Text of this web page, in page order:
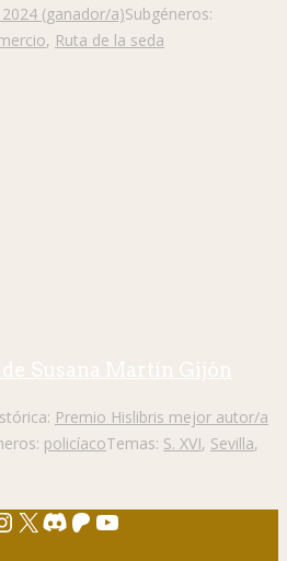
(ganador/a)Subgéneros:
, Ruta de la seda
de Susana Martín Gijón
Premio Hislibris mejor autor/a
policíacoTemas: S. XVI, Sevilla,
X Discord
Patreon
YouTube